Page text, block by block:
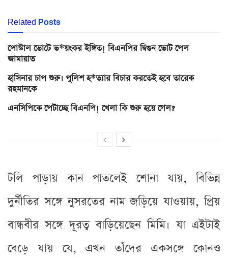
Related Posts
পোস্টাল ভোটে ভ*য়ংকর ইঙ্গিত! বিএনপির দ্বিগুন ভোট পেল
জামায়াত
হাসিনার চাপ শুরু। পুলিশ হ*ত্যার বিচার করতেই হবে তারেক
রহমানকে
এনসিপিকে পেটাচ্ছে বিএনপি! খেলা কি শুরু হয়ে গেল?
টলি পাড়ায় কান পাতলেই শোনা যায়, বিভিন্ন
দুর্নীতির সঙ্গে নুসরতের নাম জড়িয়ে যাওয়ায়, প্রিয়
বান্ধবীর সঙ্গে দূরত্ব বাড়িয়েছেন মিমি। যা এইটাই
বেড়ে যায় যে, এখন তাঁদের একসঙ্গে কোনও